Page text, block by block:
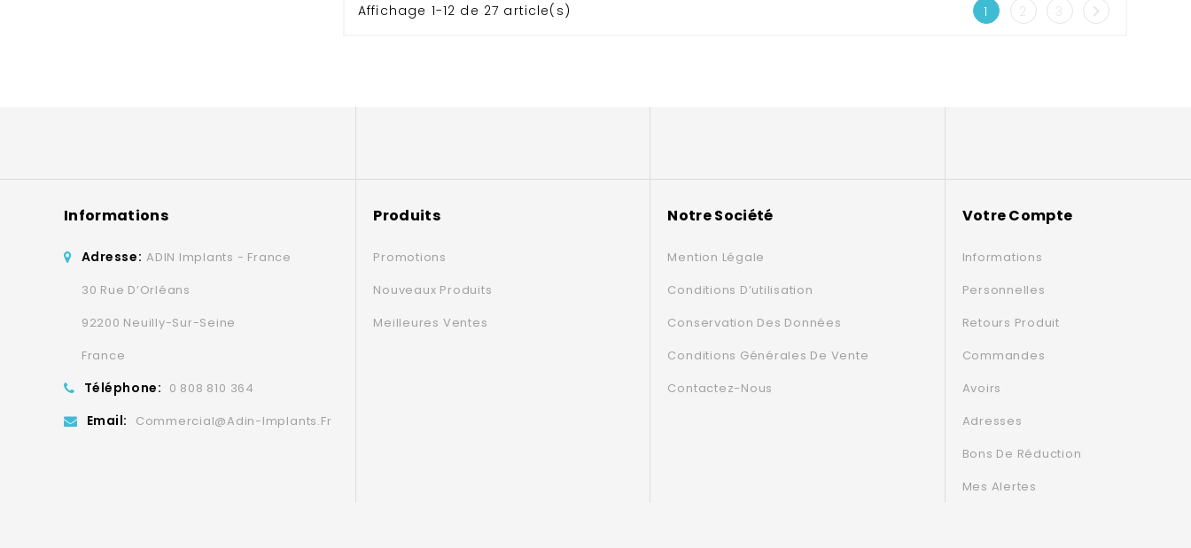
Affichage 1-12 de 27 article(s) 1 2 3 
Informations
Adresse: ADIN Implants - France
30 Rue D’Orléans
92200 Neuilly-Sur-Seine
France
Téléphone: 0 808 810 364
Email: Commercial@adin-Implants.fr
Produits
Promotions
Nouveaux Produits
Meilleures Ventes
Notre Société
Mention Légale
Conditions D’utilisation
Conservation Des Données
Conditions Générales De Vente
Contactez-Nous
Votre Compte
Informations
Personnelles
Retours Produit
Commandes
Avoirs
Adresses
Bons De Réduction
Mes Alertes